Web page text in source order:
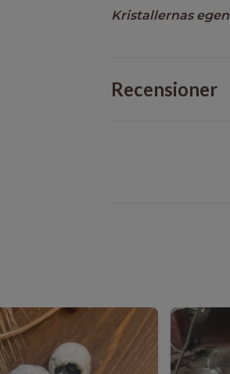
Kristallernas
Recensioner